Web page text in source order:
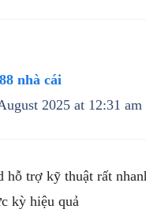
nhà cái
2025 at 12:31 am
hỗ trợ kỹ thuật rất
kỳ hiệu quả